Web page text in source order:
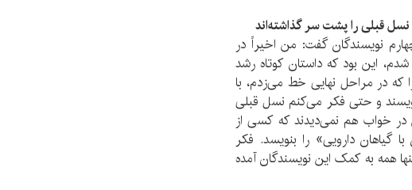
قبلی را پشت سر گذاشته‌اند
نویسندگان گفت: من اخیراً در
این بود که داستان کوتاه رشد
که در مراحل نهایی خط می‌زدم، با
و حتی فکر می‌کنم نسل قبلی
خواب هم نمی‌دیدند که کسی از
دارویی» را بنویسد. فکر
همه به کمک این نویسندگان آمده